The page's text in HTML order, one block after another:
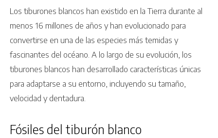
Los tiburones blancos han existido en la Tierra durante al
menos 16 millones de años y han evolucionado para
convertirse en una de las especies más temidas y
fascinantes del océano. A lo largo de su evolución, los
tiburones blancos han desarrollado características únicas
para adaptarse a su entorno, incluyendo su tamaño,
velocidad y dentadura.
Fósiles del tiburón blanco